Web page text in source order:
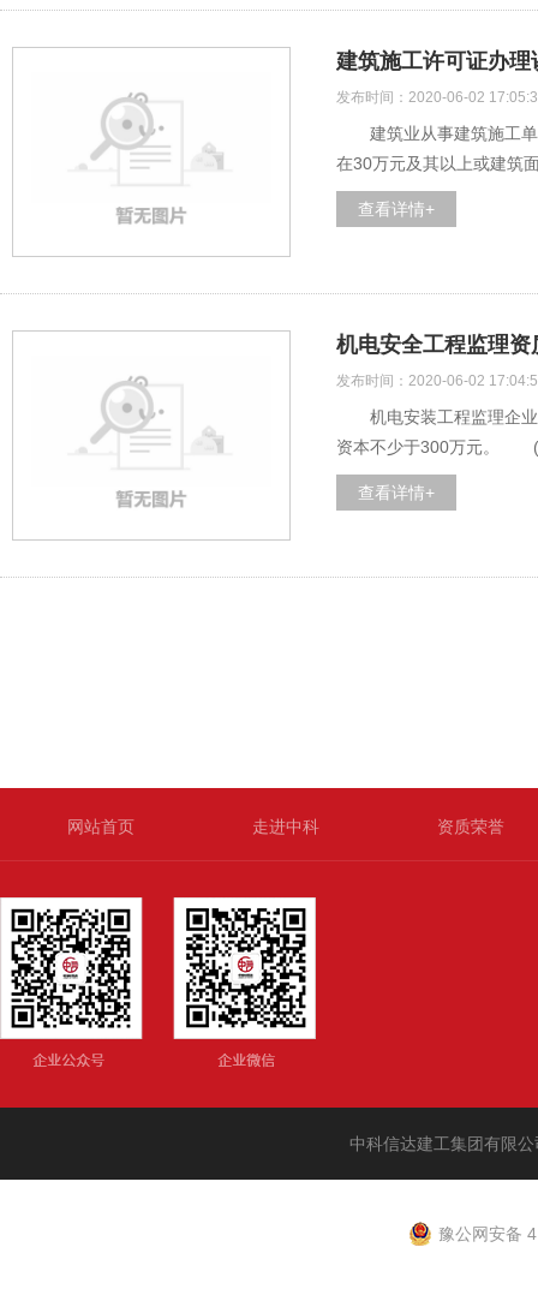
建筑施工许可证办理
发布时间：2020-06-02
建筑业从事建筑施工单
在30万元及其以上或建筑
查看详情+
机电安全工程监理
发布时间：2020-06-02
机电安装工程监理企业
资本不少于300万元。
查看详情+
网站首页 走进中科 资质荣誉
中科信达建工集团有限
豫公网安备